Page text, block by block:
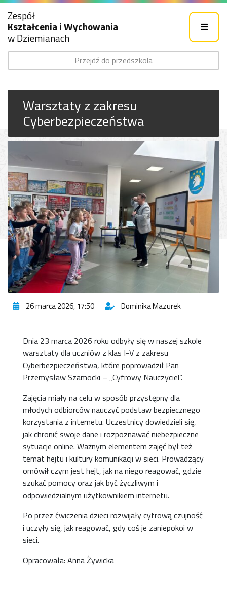
Zespół
Kształcenia i Wychowania
w Dziemianach
Przejdź do przedszkola
Warsztaty z zakresu
Cyberbezpieczeństwa
26 marca 2026, 17:50 Dominika Mazurek
Dnia 23 marca 2026 roku odbyły się w naszej szkole
warsztaty dla uczniów z klas I-V z zakresu
Cyberbezpieczeństwa, które poprowadził Pan
Przemysław Szamocki – „Cyfrowy Nauczyciel”.
Zajęcia miały na celu w sposób przystępny dla
młodych odbiorców nauczyć podstaw bezpiecznego
korzystania z internetu. Uczestnicy dowiedzieli się,
jak chronić swoje dane i rozpoznawać niebezpieczne
sytuacje online. Ważnym elementem zajęć był też
temat hejtu i kultury komunikacji w sieci. Prowadzący
omówił czym jest hejt, jak na niego reagować, gdzie
szukać pomocy oraz jak być życzliwym i
odpowiedzialnym użytkownikiem internetu.
Po przez ćwiczenia dzieci rozwijały cyfrową czujność
i uczyły się, jak reagować, gdy coś je zaniepokoi w
sieci.
Opracowała: Anna Żywicka